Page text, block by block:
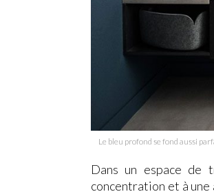
Le bleu profond se fond aussi
Dans un espace de
concentration et à